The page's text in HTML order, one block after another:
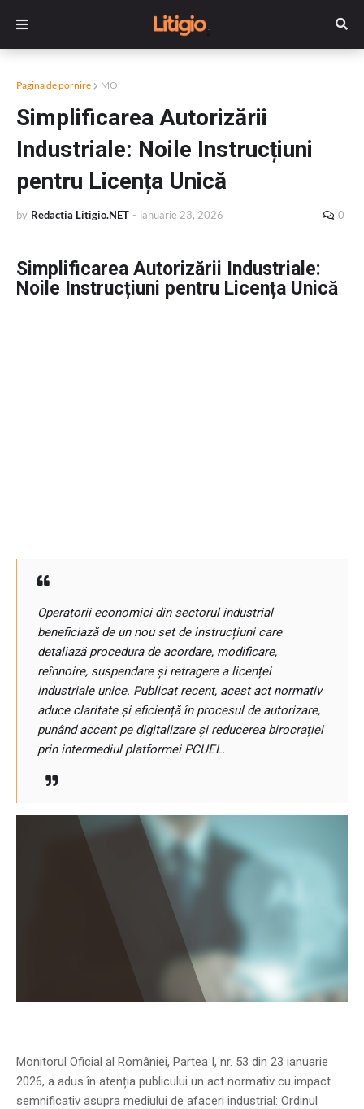
Pagina de pornire MO
Simplificarea Autorizării
Industriale: Noile Instrucțiuni
pentru Licența Unică
by Redactia Litigio.NET - ianuarie 23, 2026 0
Simplificarea Autorizării Industriale:
Noile Instrucțiuni pentru Licența Unică
Operatorii economici din sectorul industrial
beneficiază de un nou set de instrucțiuni care
detaliază procedura de acordare, modificare,
reînnoire, suspendare și retragere a licenței
industriale unice. Publicat recent, acest act normativ
aduce claritate și eficiență în procesul de autorizare,
punând accent pe digitalizare și reducerea birocrației
prin intermediul platformei PCUEL.
Monitorul Oficial al României, Partea I, nr. 53 din 23 ianuarie
2026, a adus în atenția publicului un act normativ cu impact
semnificativ asupra mediului de afaceri industrial: Ordinul